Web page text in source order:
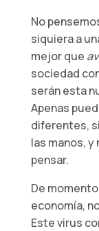
No
siquiera a
mejor que
sociedad
serán esta
Apenas
diferentes,
las manos,
pensar.
De
economía,
Este virus